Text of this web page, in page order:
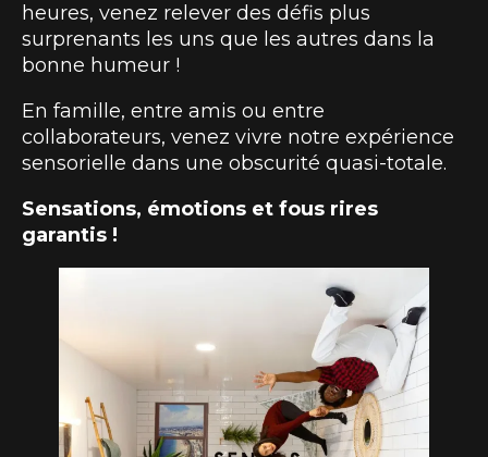
heures, venez relever des défis plus
surprenants les uns que les autres dans la
bonne humeur !
En famille, entre amis ou entre
collaborateurs, venez vivre notre expérience
sensorielle dans une obscurité quasi-totale.
Sensations, émotions et fous rires
garantis !